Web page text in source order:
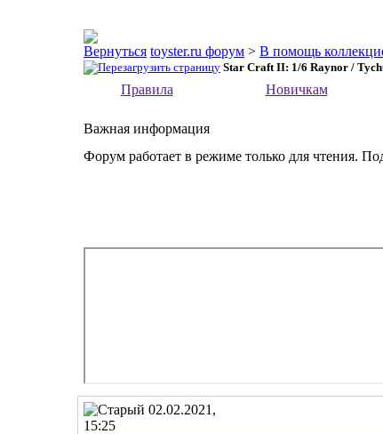
toyster.ru форум > В помощь
Star Craft II: 1/6 Raynor /
Правила
Новичкам
Важная информация
Форум работает в режиме только для чтения.
02.02.2021,
15:25